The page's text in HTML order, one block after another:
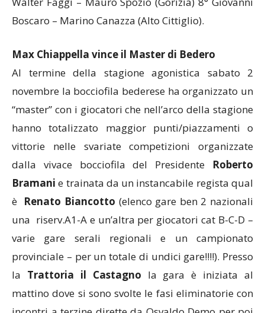
Boscaro – Marino Canazza (Alto Cittiglio).
Max Chiappella vince il Master di Bedero
Al termine della stagione agonistica sabato 2
novembre la bocciofila bederese ha organizzato un
“master” con i giocatori che nell’arco della stagione
hanno totalizzato maggior punti/piazzamenti o
vittorie nelle svariate competizioni organizzate
dalla vivace bocciofila del Presidente
Roberto
Bramani e trainata da un instancabile regista qual
è Renato Biancotto (elenco gare ben 2 nazionali
una riserv.A1-A e un’altra per giocatori cat B-C-D –
varie gare serali regionali e un campionato
provinciale – per un totale di undici gare!!!!). Presso
la Trattoria il Castagno la gara è iniziata al
mattino dove si sono svolte le fasi eliminatorie con